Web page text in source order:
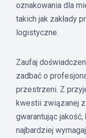
oznakowania dla
takich jak zakłady
logistyczne.
Zaufaj
zadbać o
przestrzeni. Z
kwestii związanej
gwarantując
najbardziej